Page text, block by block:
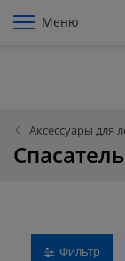
Меню
Аксессуары для
Фильтр